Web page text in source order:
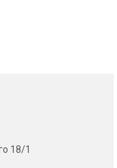
18/1